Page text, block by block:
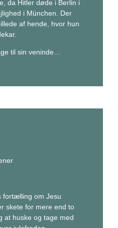
da Hitler døde i Berlin i
i München. Der
af hende, hvor hun
til sin veninde…
fortælling om Jesu
skete for mere end to
at huske og tage med